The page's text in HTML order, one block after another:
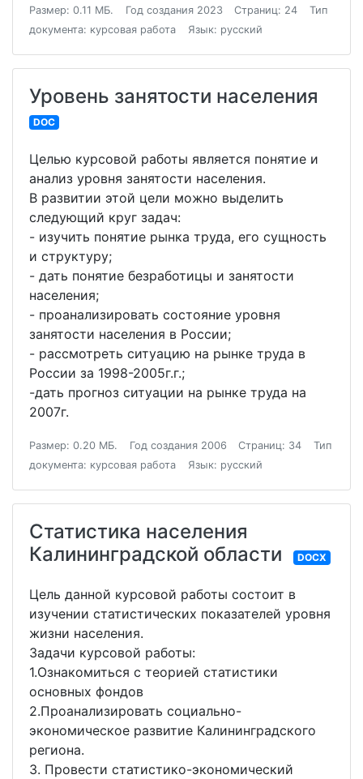
Размер: 0.11 МБ. Год создания 2023 Страниц: 24
Тип
документа: курсовая работа
Язык: русский
Уровень занятости населения
DOC
Целью курсовой работы является понятие и
анализ уровня занятости населения.
В развитии этой цели можно выделить
следующий круг задач:
- изучить понятие рынка труда, его сущность
и структуру;
- дать понятие безработицы и занятости
населения;
- проанализировать состояние уровня
занятости населения в России;
- рассмотреть ситуацию на рынке труда в
России за 1998-2005г.г.;
-дать прогноз ситуации на рынке труда на
2007г.
Размер: 0.20 МБ. Год создания 2006 Страниц: 34
Тип
документа: курсовая работа
Язык: русский
Статистика населения
Калининградской области
DOCX
Цель данной курсовой работы состоит в
изучении статистических показателей уровня
жизни населения.
Задачи курсовой работы:
1.Ознакомиться с теорией статистики
основных фондов
2.Проанализировать социально-
экономическое развитие Калининградского
региона.
3. Провести статистико-экономический